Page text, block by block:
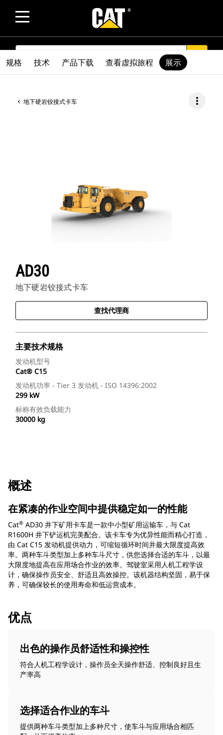
SEARCH
地下硬岩铰接式卡车 more_vert
AD30
地下硬岩铰接式卡车
查找代理商
主要技术规格
发动机型号
Cat® C15
发动机功率 - Tier 3 发动机 - ISO 14396:2002
299 kW
标称有效负载能力
30000 kg
规格 技术 产品下载 查看虚拟旅程 展示
概述
在紧凑的作业空间中提供稳定如一的性能
Cat® AD30 井下矿用卡车是一款中小型矿用运输车，与 Cat
R1600H 井下铲运机完美配合。该卡车专为优异性能而精心打造，
由 Cat C15 发动机提供动力，可缩短循环时间并最大限度提高效
率。两种车斗类型加上多种车斗尺寸，供您选择合适的车斗，以最
大限度地提高在应用场合作业的效率。驾驶室采用人机工程学设
计，确保操作员安全、舒适且高效操控。该机器结构坚固，易于保
养，可确保较长的使用寿命和低运营成本。
优点
出色的操作员舒适性和操控性
符合人机工程学设计，操作员全天操作舒适、控制良好且生
产率高
选择适合作业的车斗
提供两种车斗类型加上多种尺寸，使车斗与应用场合相匹